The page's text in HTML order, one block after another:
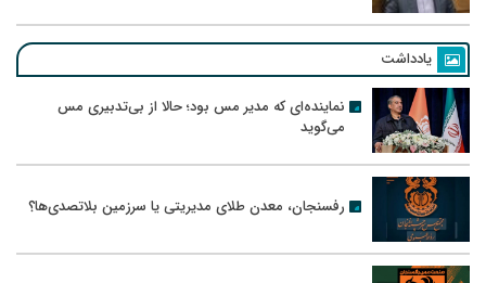
یادداشت
نماینده‌ای که مدیر مس بود؛ حالا از بی‌تدبیری مس
می‌گوید
رفسنجان، معدن طلای مدیریتی یا سرزمین بلاتصدی‌ها؟